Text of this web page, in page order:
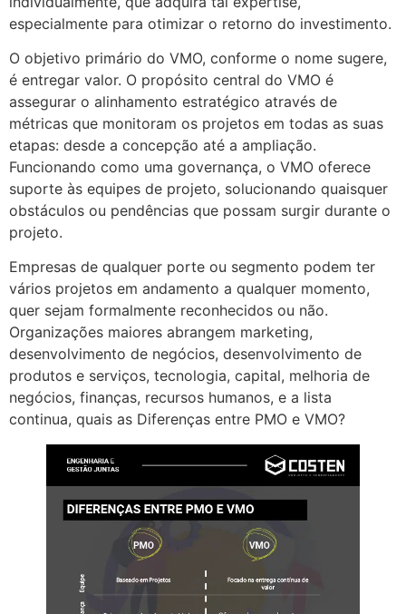
especialmente para otimizar o retorno do investimento.
O objetivo primário do VMO, conforme o nome sugere,
é entregar valor. O propósito central do VMO é
assegurar o alinhamento estratégico através de
métricas que monitoram os projetos em todas as suas
etapas: desde a concepção até a ampliação.
Funcionando como uma governança, o VMO oferece
suporte às equipes de projeto, solucionando quaisquer
obstáculos ou pendências que possam surgir durante o
projeto.
Empresas de qualquer porte ou segmento podem ter
vários projetos em andamento a qualquer momento,
quer sejam formalmente reconhecidos ou não.
Organizações maiores abrangem marketing,
desenvolvimento de negócios, desenvolvimento de
produtos e serviços, tecnologia, capital, melhoria de
negócios, finanças, recursos humanos, e a lista
continua, quais as Diferenças entre PMO e VMO?